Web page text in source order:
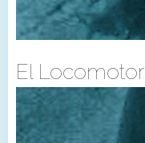
El Locomotor